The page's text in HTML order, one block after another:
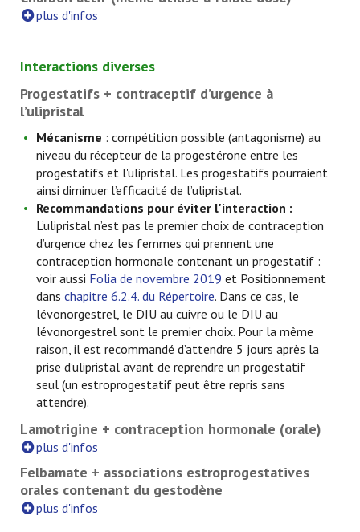
plus d'infos
Interactions diverses
Progestatifs + contraceptif d’urgence à
l’ulipristal
Mécanisme : compétition possible (antagonisme) au
niveau du récepteur de la progestérone entre les
progestatifs et l'ulipristal. Les progestatifs pourraient
ainsi diminuer l’efficacité de l’ulipristal.
Recommandations pour éviter l'interaction :
L’ulipristal n’est pas le premier choix de contraception
d’urgence chez les femmes qui prennent une
contraception hormonale contenant un progestatif :
voir aussi Folia de novembre 2019 et Positionnement
dans chapitre 6.2.4. du Répertoire. Dans ce cas, le
lévonorgestrel, le DIU au cuivre ou le DIU au
lévonorgestrel sont le premier choix. Pour la même
raison, il est recommandé d’attendre 5 jours après la
prise d’ulipristal avant de reprendre un progestatif
seul (un estroprogestatif peut être repris sans
attendre).
Lamotrigine + contraception hormonale (orale)
plus d'infos
Felbamate + associations estroprogestatives
orales contenant du gestodène
plus d'infos